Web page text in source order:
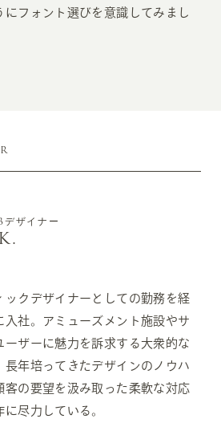
にフォント選びを意識してみまし
デザイナー
ックデザイナーとしての勤務を経
入社。アミューズメント施設やサ
ーザーに魅力を訴求する大衆的な
長年培ってきたデザインのノウハ
客の要望を汲み取った柔軟な対応
尽力している。